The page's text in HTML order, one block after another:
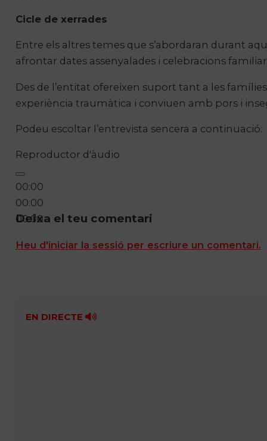
Cicle de xerrades
Entre els altres temes que s’abordaran durant
afrontar dates assenyalades i celebracions
Des de l’entitat ofereixen suport tant a les
experiència traumàtica i conviuen amb pors i
Podeu escoltar l’entrevista sencera a continuació:
Reproductor d'àudio
00:00
00:00
00:00
Deixa el teu comentari
Heu d'iniciar la sessió per escriure un comentari.
EN DIRECTE